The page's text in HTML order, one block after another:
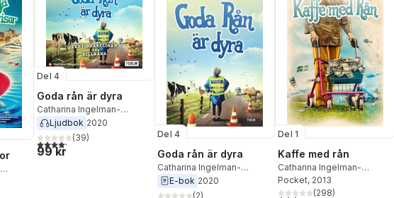
Del 4
Goda rån är dyra
Catharina Ingelman-
Sundberg
Ljudbok 2020
4,2utav 5 stjärnor. Totalt antal röster:
(39)
99 kr
Del 4
Goda rån är dyra
Catharina Ingelman-
Sundberg
E-bok 2020
(2)
Del 1
Kaffe med rån
Catharina Ingelman-
Sundberg
Pocket, 2013
(298)